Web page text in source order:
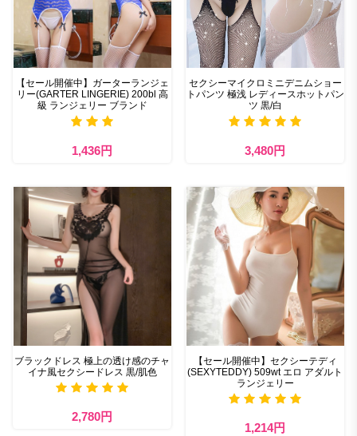
【セール開催中】ガーターランジェ
リー(GARTER LINGERIE) 200bl 高
級 ランジェリー ブランド
1,436円
セクシーマイクロミニデニムショー
トパンツ 極浅 レディースホットパン
ツ 黒/白
3,480円
ブラックドレス 極上の透け感のチャ
イナ風セクシードレス 黒/肌色
2,780円
【セール開催中】セクシーテディ
(SEXYTEDDY) 509wt エロ アダルト
ランジェリー
1,214円